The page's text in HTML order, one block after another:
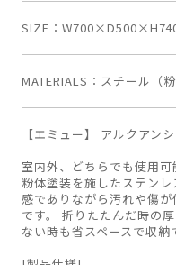
SIZE
MATERIALS スチール（粉
【エミュー】 アルクアン
室内外、どちらでも使用可
粉体塗装を施したステン
感でありながら汚れや傷
です。 折りたたんだ時の
ない時も省スペースで収納